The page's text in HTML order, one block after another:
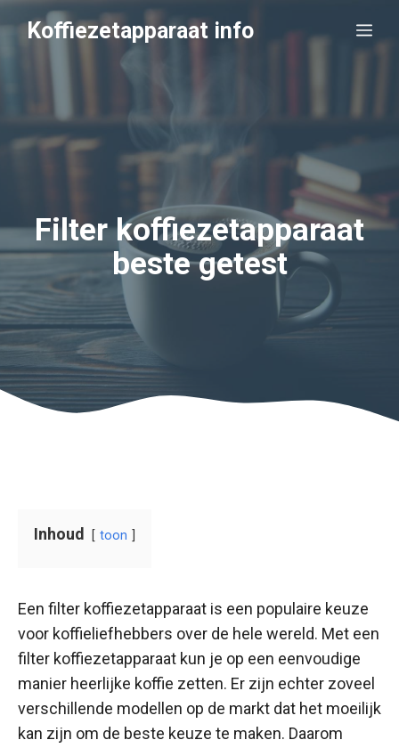
naarKoffiezetapparaat info
Filter koffiezetapparaat
beste getest
Inhoud toon
Een filter koffiezetapparaat is een populaire keuze
voor koffieliefhebbers over de hele wereld. Met een
filter koffiezetapparaat kun je op een eenvoudige
manier heerlijke koffie zetten. Er zijn echter zoveel
verschillende modellen op de markt dat het moeilijk
kan zijn om de beste keuze te maken. Daarom